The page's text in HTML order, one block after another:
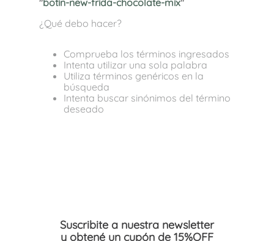
"botin-new-frida-chocolate-mix"
¿Qué debo hacer?
Comprueba los términos ingresados
Intenta utilizar una sola palabra
Utiliza términos genéricos en la
búsqueda
Intenta buscar sinónimos del término
deseado
Suscribite a nuestra newsletter
y obtené un cupón de 15%OFF